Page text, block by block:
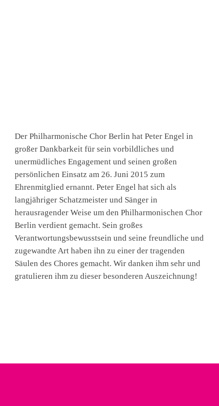
Der Philharmonische Chor Berlin hat Peter Engel in
großer Dankbarkeit für sein vorbildliches und
unermüdliches Engagement und seinen großen
persönlichen Einsatz am 26. Juni 2015 zum
Ehrenmitglied ernannt. Peter Engel hat sich als
langjähriger Schatzmeister und Sänger in
herausragender Weise um den Philharmonischen Chor
Berlin verdient gemacht. Sein großes
Verantwortungsbewusstsein und seine freundliche und
zugewandte Art haben ihn zu einer der tragenden
Säulen des Chores gemacht. Wir danken ihm sehr und
gratulieren ihm zu dieser besonderen Auszeichnung!